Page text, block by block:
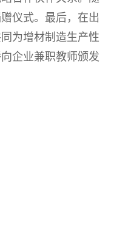
仪式。最后，在出
为增材制造生产性
企业兼职教师颁发